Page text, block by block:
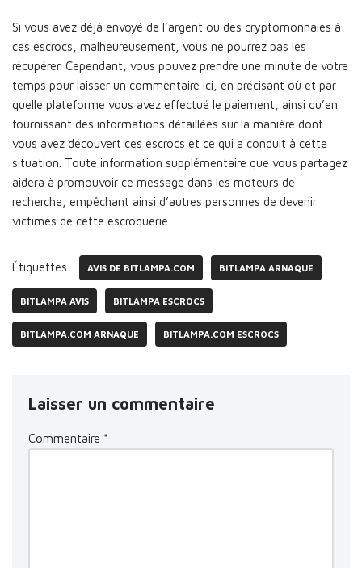
Si vous avez déjà envoyé de l’argent ou des cryptomonnaies à
ces escrocs, malheureusement, vous ne pourrez pas les
récupérer. Cependant, vous pouvez prendre une minute de votre
temps pour laisser un commentaire ici, en précisant où et par
quelle plateforme vous avez effectué le paiement, ainsi qu’en
fournissant des informations détaillées sur la manière dont
vous avez découvert ces escrocs et ce qui a conduit à cette
situation. Toute information supplémentaire que vous partagez
aidera à promouvoir ce message dans les moteurs de
recherche, empêchant ainsi d’autres personnes de devenir
victimes de cette escroquerie.
Étiquettes: AVIS DE BITLAMPA.COM BITLAMPA ARNAQUE
BITLAMPA AVIS BITLAMPA ESCROCS
BITLAMPA.COM ARNAQUE BITLAMPA.COM ESCROCS
Laisser un commentaire
Commentaire *